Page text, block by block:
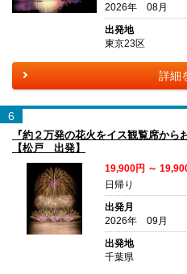
2026年 08月
出発地
東京23区
詳細
6
『約２万発の花火をイス観覧席か
【松戸 出発】
19,900円 ～
日帰り
出発月
2026年 09月
出発地
千葉県